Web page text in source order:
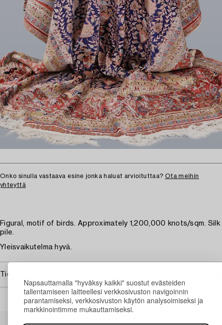
Napsauttamalla "hyväksy kaikki" suostut evästeiden
tallentamiseen laitteellesi verkkosivuston navigoinnin
parantamiseksi, verkkosivuston käytön analysoimiseksi ja
markkinointimme mukauttamiseksi.
Onko sinulla vastaava esine jonka haluat arvioituttaa? Ota meihin
yhteyttä
Figural, motif of birds. Approximately 1,200,000 knots/sqm. Silk
pile.
Yleisvaikutelma hyvä.
Tietoa ostamisesta